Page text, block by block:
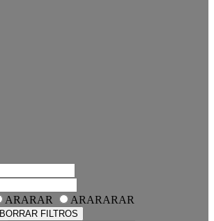
ARARAR ARARARAR
BORRAR FILTROS